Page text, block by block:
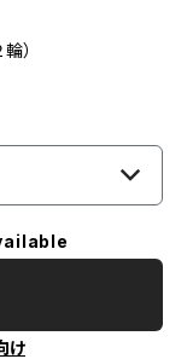
）
け